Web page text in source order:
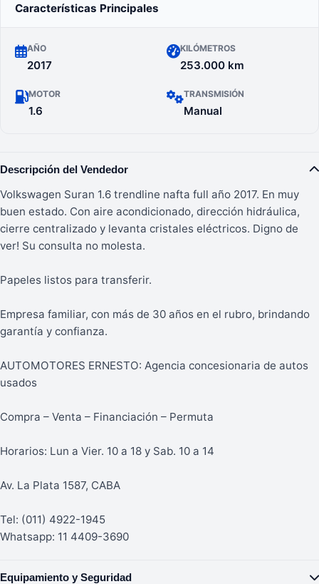
Características Principales
AÑO
2017
KILÓMETROS
253.000 km
MOTOR
1.6
TRANSMISIÓN
Manual
Descripción del Vendedor
Volkswagen Suran 1.6 trendline nafta full año 2017. En muy
buen estado. Con aire acondicionado, dirección hidráulica,
cierre centralizado y levanta cristales eléctricos. Digno de
ver! Su consulta no molesta.
Papeles listos para transferir.
Empresa familiar, con más de 30 años en el rubro, brindando
garantía y confianza.
AUTOMOTORES ERNESTO: Agencia concesionaria de autos
usados
Compra – Venta – Financiación – Permuta
Horarios: Lun a Vier. 10 a 18 y Sab. 10 a 14
Av. La Plata 1587, CABA
Tel: (011) 4922-1945
Whatsapp: 11 4409-3690
Equipamiento y Seguridad